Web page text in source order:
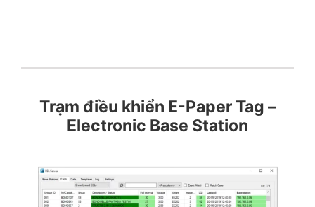
Trạm điều khiển E-Paper Tag –
Electronic Base Station